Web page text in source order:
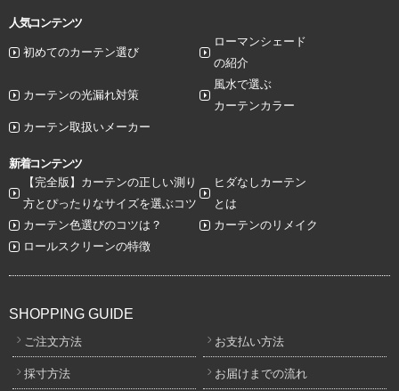
人気コンテンツ
初めてのカーテン選び
ローマンシェード
の紹介
カーテンの光漏れ対策
風水で選ぶ
カーテンカラー
カーテン取扱いメーカー
新着コンテンツ
【完全版】カーテンの正しい測り
方とぴったりなサイズを選ぶコツ
ヒダなしカーテン
とは
カーテン色選びのコツは？
カーテンのリメイク
ロールスクリーンの特徴
SHOPPING GUIDE
ご注文方法 お支払い方法
採寸方法 お届けまでの流れ